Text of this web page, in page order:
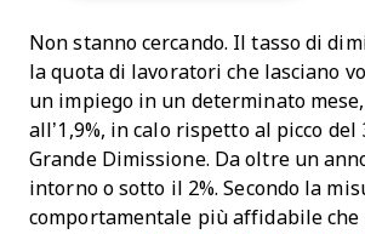
Non stanno cercando. Il tasso di
la quota di lavoratori che lasciano
un impiego in un determinato mese,
all’1,9%, in calo rispetto al picco del
Grande Dimissione. Da oltre un
intorno o sotto il 2%. Secondo la
comportamentale più affidabile che